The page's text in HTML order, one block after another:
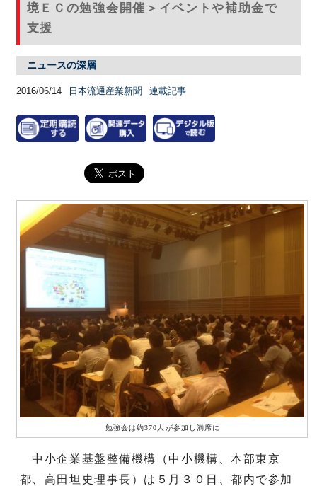
境ＥＣの勉強会開催＞イベントや補助金で
支援
ニュースの深層
2016/06/14 日本流通産業新聞 連載記事
勉強会は約370人が参加し満席に
中小企業基盤整備機構（中小機構、本部東京
都、高田坦史理事長）は５月３０日、都内で参加